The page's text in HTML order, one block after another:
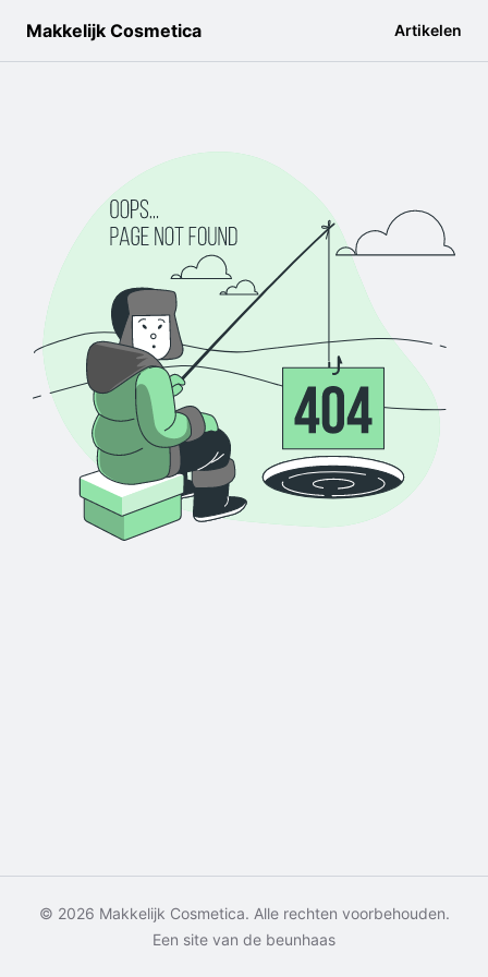
Makkelijk Cosmetica Artikelen
© 2026 Makkelijk Cosmetica. Alle rechten voorbehouden.
Een site van de beunhaas